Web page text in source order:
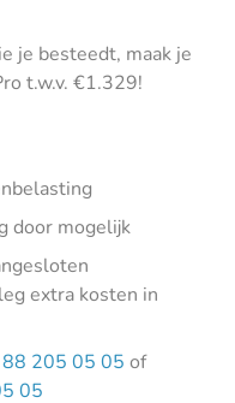
je besteedt, maak je
t.w.v. €1.329!
door mogelijk
extra kosten in
205 05 05 of
05